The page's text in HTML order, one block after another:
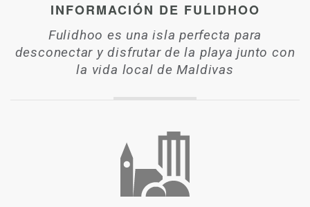
INFORMACIÓN DE FULIDHOO
Fulidhoo es una isla perfecta para
desconectar y disfrutar de la playa junto con
la vida local de Maldivas